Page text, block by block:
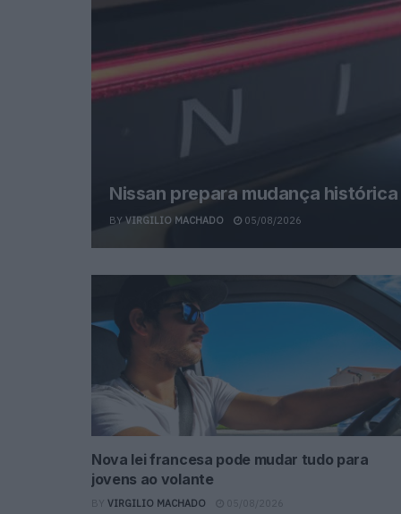
Nissan prepara mudança
BY VIRGILIO MACHADO 05/08/2026
Nova lei francesa pode mudar tudo para
jovens ao volante
BY VIRGILIO MACHADO